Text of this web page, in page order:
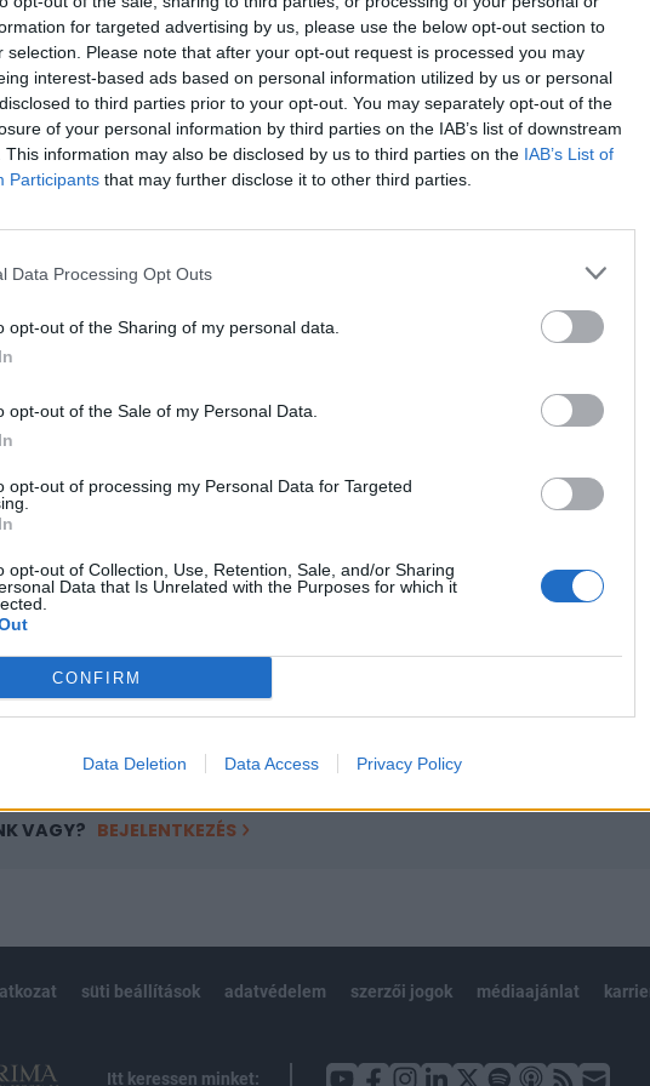
for targeted advertising by us, please use the below opt-out section to
selection. Please note that after your opt-out request is processed you may
interest-based ads based on personal information utilized by us or personal
to third parties prior to your opt-out. You may separately opt-out of the
of your personal information by third parties on the IAB’s list of downstream
This information may also be disclosed by us to third parties on the IAB’s List of
Participants that may further disclose it to other third parties.
Data Processing Opt Outs
opt-out of the Sharing of my personal data.
opt-out of the Sale of my Personal Data.
opt-out of processing my Personal Data for Targeted
opt-out of Collection, Use, Retention, Sale, and/or Sharing
Data that Is Unrelated with the Purposes for which it
CONFIRM
Data Deletion Data Access Privacy Policy
megtörték az oroszok azt a „szabotőrcsoportot,” amely behatolt
az oroszországi Belgorod területére, orosz kézre került
nagyobb fegyveres csoport Ukrajna területéről az oroszországi Belgorod
lojális orosz felkelőcsoport, a Szabad Oroszország Légió vállalta magára.
2023. 05. 22. Példátlan támadás történt: ukrán páncélosok törtek át az orosz
portfolio.hu hírarchívumához tartozik, melynek olvasása előfizetéses
tartalmazza:
cikkarchívum
elmúlt 2 év napon belüli
VAGY? BEJELENTKEZÉS
süti beállítások adatvédelem szerzői jogok médiaajánlat
Itt keressen minket: